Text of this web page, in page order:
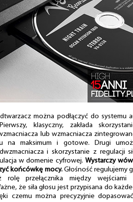
można podłączyć do systemu
klasyczny, zakłada
lub wzmacniacza
na maksimum i gotowe. Drugi
i skorzystanie z regulacji
w domenie cyfrowej. Wystarczy
końcówkę mocy.Głośność regulujemy
rolę przełącznika między wejściami
że siła głosu jest przypisana do
czemu można precyzyjnie